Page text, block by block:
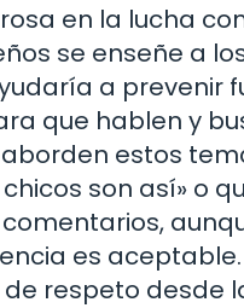
en la lucha
se enseñe a
a prevenir
que hablen y
estos
son así» o
es
respeto desde